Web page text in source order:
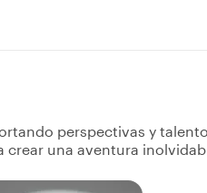
perspectivas y
una aventura